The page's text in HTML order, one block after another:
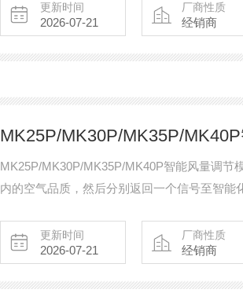
更新时间
2026-07-21
厂商性质
经销商
MK25P/MK30P/MK35P/
MK25P/MK30P/MK35P/MK40P智能风量调节
内的空气品质，然后分别返回一个信号至智能
更新时间
2026-07-21
厂商性质
经销商